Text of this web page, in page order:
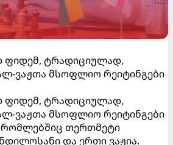
ტრადიციულად,
ვაჟთა მსოფლიო რეიტინგები
ტრადიციულად,
ვაჟთა მსოფლიო რეიტინგები
რომლებშიც თერთმეტი
და ერთი ვაჟია.